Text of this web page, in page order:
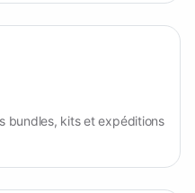
bundles, kits et expéditions